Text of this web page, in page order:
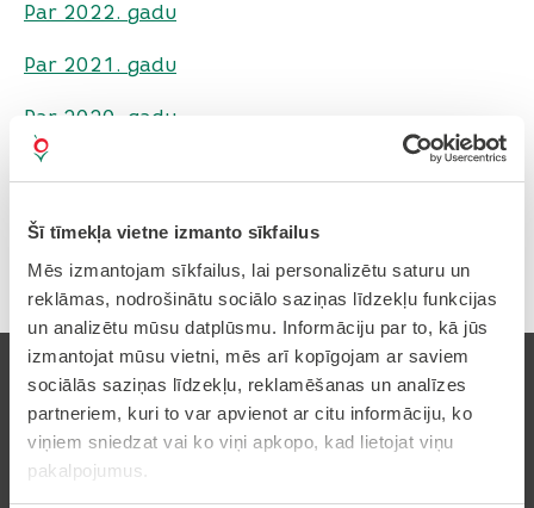
Šī tīmekļa vietne izmanto sīkfailus
Mēs izmantojam sīkfailus, lai personalizētu saturu un
reklāmas, nodrošinātu sociālo saziņas līdzekļu funkcijas
un analizētu mūsu datplūsmu. Informāciju par to, kā jūs
izmantojat mūsu vietni, mēs arī kopīgojam ar saviem
sociālās saziņas līdzekļu, reklamēšanas un analīzes
partneriem, kuri to var apvienot ar citu informāciju, ko
viņiem sniedzat vai ko viņi apkopo, kad lietojat viņu
pakalpojumus.
Par 2022. gadu
Par 2021. gadu
Par 2020. gadu
Par 2019. gadu
Par 2018. gadu